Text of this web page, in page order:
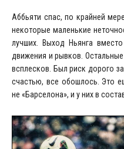
Аббьяти спас, по крайней
некоторые маленькие
лучших. Выход Ньянга
движения и рывков.
всплесков. Был риск дорого
счастью, все обошлось. Это
не «Барселона», и у них в